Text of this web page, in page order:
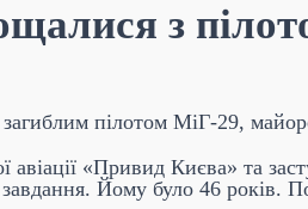
з
пілотом МіГ-29,
авіації «Привид Києва» та
Йому було 46